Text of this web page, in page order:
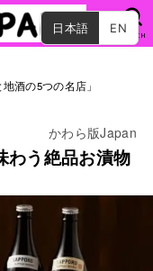
日本語 EN
SEARCH
酒の5つの名店」
かわら版Japan
わう絶品お漬物